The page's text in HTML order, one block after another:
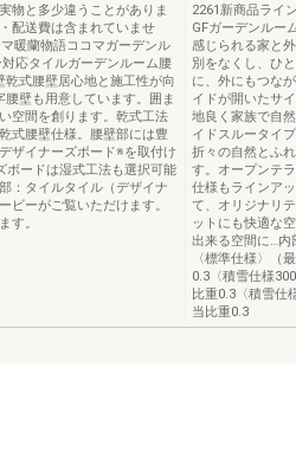
物と多少違うことがありま
配送費は含まれていませ
暖蘭物語ココマガーデンル
応タイルガーデンルーム腰
式腰壁居心地と施工性が向
壁も用意しています。囲ま
空間を創ります。乾式工法
式腰壁仕様。腰壁部には豊
ザイナーズボード※を取付け
ボードは湿式工法も選択可能
：タイルタイル（デザイナ
ビーがご覧いただけます。
す。
2261新商品ライ
GFガーデンルー
感じられる家と
別をなくし、ひ
に、外にもつな
イドが開いたサ
地良く家族で自
イドスルータイ
折々の自然とふ
す。オープンテ
仕様もラインア
て、オリジナリ
ットにも快適な
出来る空間に…内
〈標準仕様〉（
0.3〈積雪仕様
比重0.3〈積雪仕
当比重0.3